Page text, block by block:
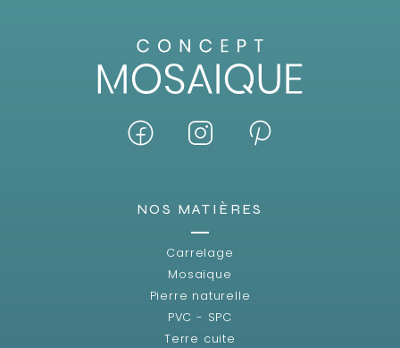
NOS MATIÈRES
Carrelage
Mosaïque
Pierre naturelle
PVC - SPC
Terre cuite